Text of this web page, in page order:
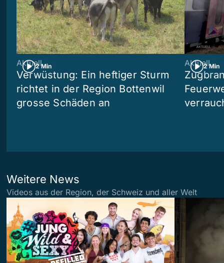
2 Min
Aktuell
Verwüstung: Ein heftiger Sturm
richtet in der Region Bottenwil
grosse Schäden an
2 Min
Aktuell
Weitere News
Videos aus der Region, der Schweiz und aller Welt